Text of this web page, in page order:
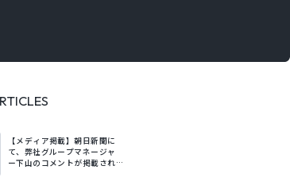
【メディア掲載】朝日新聞に
て、弊社グループマネージャ
ー下山のコメントが掲載され